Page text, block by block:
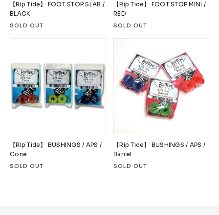
DENIS
oddCIRKUS NARROW GAGE HEATED WHEEL
BONES
Various Brands Vintage
【Rip Tide】 FOOT STOP SLAB /
BLACK
SOLD OUT
【Rip Tide】 FOOT STOP MINI /
RED
SOLD OUT
【Rip Tide】 BUSHINGS / APS /
Cone
SOLD OUT
【Rip Tide】 BUSHINGS / APS /
Barrel
SOLD OUT